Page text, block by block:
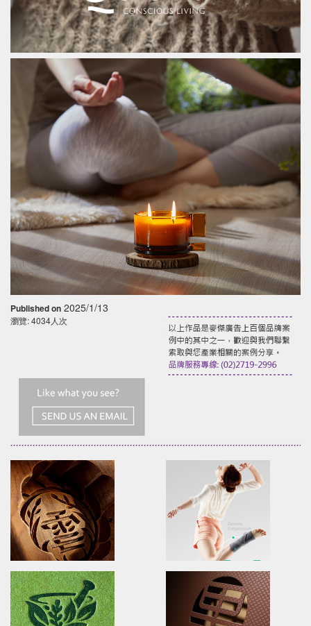
Published on 2025/1/13
瀏覽: 4034人次